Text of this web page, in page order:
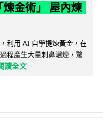
金術」 屋內煉
利用 AI 自學提煉黃金，在
程產生大量刺鼻濃煙，驚
讀全文